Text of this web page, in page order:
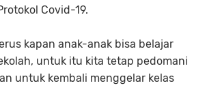
Covid-19.
kapan anak-anak bisa belajar
untuk itu kita tetap pedomani
untuk kembali menggelar kelas